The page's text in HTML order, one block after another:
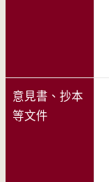
意見書、抄本
等文件